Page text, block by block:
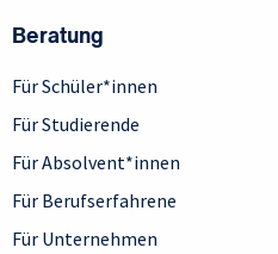
Beratung
Für Schüler*innen
Für Studierende
Für Absolvent*innen
Für Berufserfahrene
Für Unternehmen